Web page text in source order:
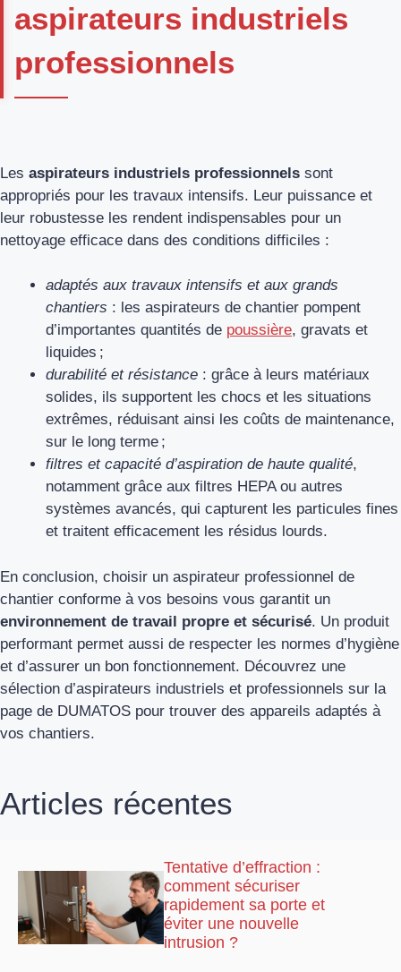
aspirateurs industriels
professionnels
Les aspirateurs industriels professionnels sont
appropriés pour les travaux intensifs. Leur puissance et
leur robustesse les rendent indispensables pour un
nettoyage efficace dans des conditions difficiles :
adaptés aux travaux intensifs et aux grands
chantiers : les aspirateurs de chantier pompent
d’importantes quantités de poussière, gravats et
liquides ;
durabilité et résistance : grâce à leurs matériaux
solides, ils supportent les chocs et les situations
extrêmes, réduisant ainsi les coûts de maintenance,
sur le long terme ;
filtres et capacité d’aspiration de haute qualité,
notamment grâce aux filtres HEPA ou autres
systèmes avancés, qui capturent les particules fines
et traitent efficacement les résidus lourds.
En conclusion, choisir un aspirateur professionnel de
chantier conforme à vos besoins vous garantit un
environnement de travail propre et sécurisé. Un produit
performant permet aussi de respecter les normes d’hygiène
et d’assurer un bon fonctionnement. Découvrez une
sélection d’aspirateurs industriels et professionnels sur la
page de DUMATOS pour trouver des appareils adaptés à
vos chantiers.
Articles récentes
Tentative d’effraction :
comment sécuriser
rapidement sa porte et
éviter une nouvelle
intrusion ?